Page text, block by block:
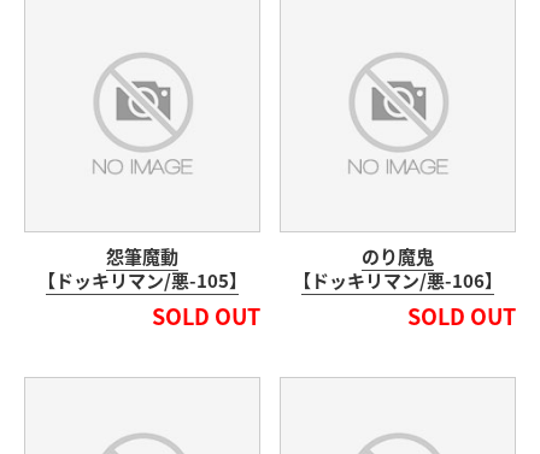
怨筆魔動
【ドッキリマン/悪-105】
SOLD OUT
のり魔鬼
【ドッキリマン/悪-106】
SOLD OUT